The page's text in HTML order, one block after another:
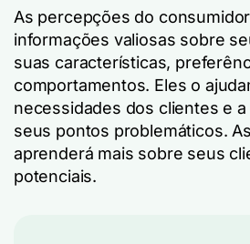
As percepções do
informações valiosas sobre
suas características,
comportamentos. Eles o
necessidades dos clientes e
seus pontos problemáticos.
aprenderá mais sobre seus
potenciais.